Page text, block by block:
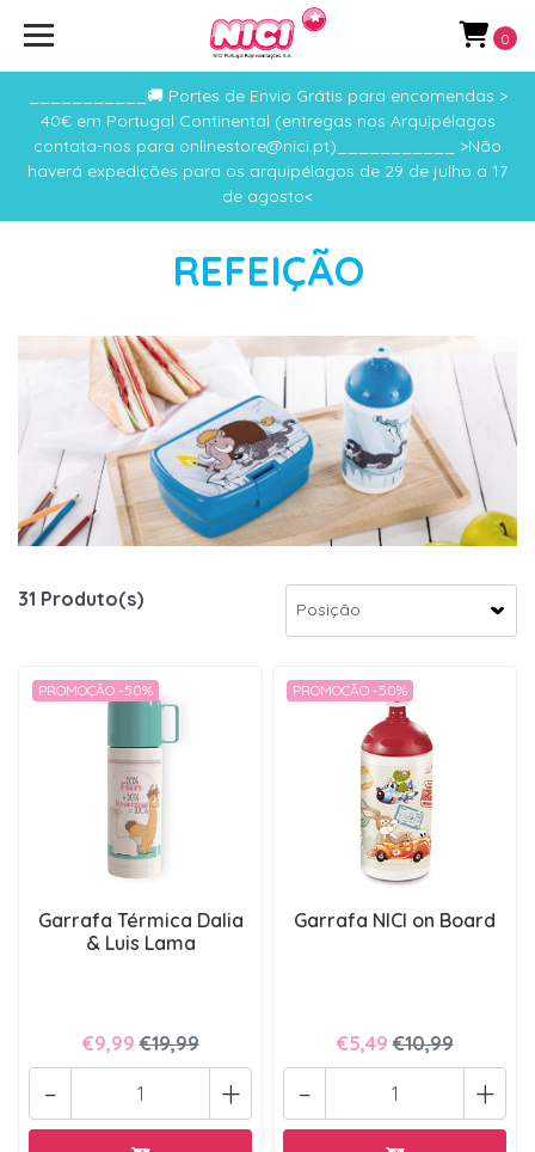
___________🚚 Portes de Envio Grátis para encomendas >
40€ em Portugal Continental (entregas nos Arquipélagos
contata-nos para onlinestore@nici.pt)___________ >Não
haverá expedições para os arquipélagos de 29 de julho a 17
de agosto<
0
REFEIÇÃO
31 Produto(s)
PROMOÇÃO -50%
Garrafa Térmica Dalia
& Luis Lama
€9,99 €19,99
+
-
PROMOÇÃO -50%
Garrafa NICI on Board
€5,49 €10,99
+
-